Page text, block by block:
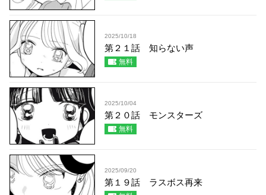
2025/10/18
第２１話 知らない声
無料
2025/10/04
第２０話 モンスターズ
無料
2025/09/20
第１９話 ラスボス再来